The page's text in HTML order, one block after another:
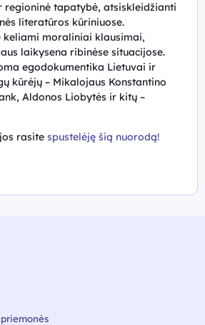
regioninė tapatybė, atsiskleidžianti
literatūros kūriniuose.
keliami moraliniai klausimai,
laikysena ribinėse situacijose.
egodokumentika Lietuvai ir
kūrėjų – Mikalojaus Konstantino
Aldonos Liobytės ir kitų –
rasite spustelėję šią nuorodą!